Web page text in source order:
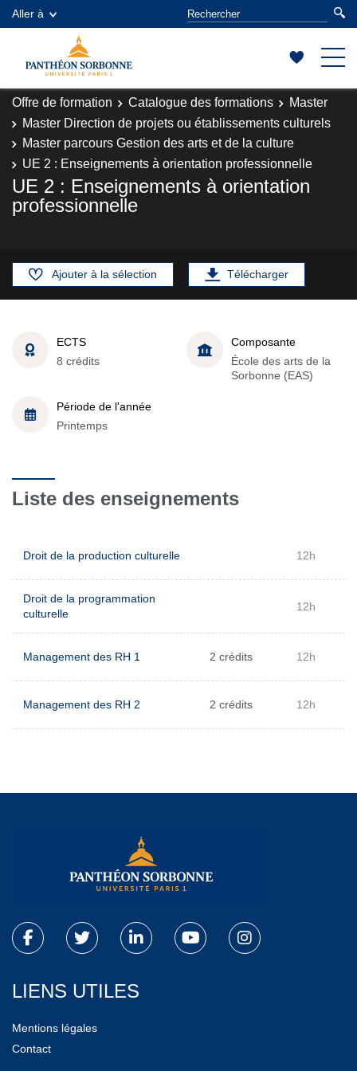
Aller à
Offre de formation Catalogue des formations
Master
Master Direction de projets ou établissements culturels
Master parcours Gestion des arts et de la culture
UE 2 : Enseignements à orientation professionnelle
UE 2 : Enseignements à orientation
professionnelle
Ajouter à la sélection Télécharger
ECTS
8 crédits
Composante
École des arts de la
Sorbonne (EAS)
Période de l'année
Printemps
Liste des enseignements
Droit de la production culturelle 12h
Droit de la programmation
culturelle
12h
Management des RH 1 2 crédits 12h
Management des RH 2 2 crédits 12h
LIENS UTILES
Mentions légales
Contact